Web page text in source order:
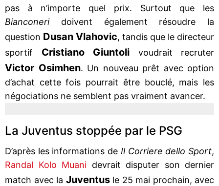
pas à n’importe quel prix. Surtout que les
Bianconeridoivent également résoudre la
question Dusan Vlahovic, tandis que le directeur
sportif Cristiano Giuntoli voudrait recruter
Victor Osimhen. Un nouveau prêt avec option
d’achat cette fois pourrait être bouclé, mais les
négociations ne semblent pas vraiment avancer.
La Juventus stoppée par le PSG
D’après les informations de Il Corriere dello Sport,
Randal Kolo Muani devrait disputer son dernier
match avec la Juventusle 25 mai prochain, avec